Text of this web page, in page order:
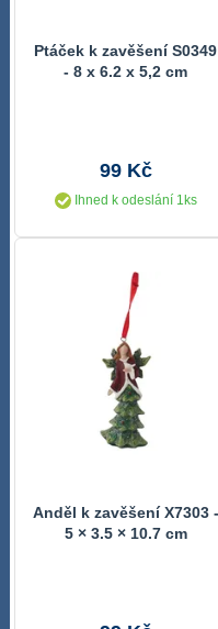
Ptáček k zavěšení S0349
- 8 x 6.2 x 5,2 cm
99 Kč
Ihned k odeslání 1ks
Anděl k zavěšení X7303 -
5 × 3.5 × 10.7 cm